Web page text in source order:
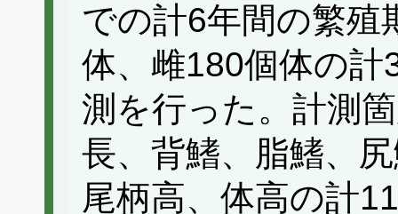
での計6年間の繁殖
体、雌180個体の
測を行った。計測
長、背鰭、脂鰭、
尾柄高、体高の計